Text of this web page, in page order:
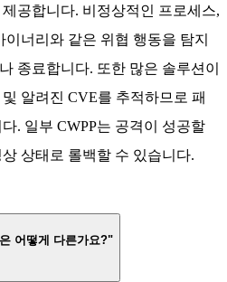
공합니다. 비정상적인 프로세스,
너리와 같은 위협 행동을 탐지
종료합니다. 또한 많은 솔루션이
알려진 CVE를 추적하므로 패
. 일부 CWPP는 공격이 성공할
상태로 롤백할 수 있습니다.
어떻게 다른가요?"